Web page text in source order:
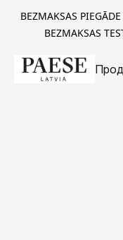
BEZMAKSAS
BEZMAKSAS